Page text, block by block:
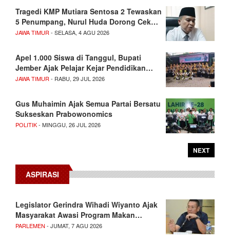
Tragedi KMP Mutiara Sentosa 2 Tewaskan
5 Penumpang, Nurul Huda Dorong Cek…
JAWA TIMUR - SELASA, 4 AGU 2026
Apel 1.000 Siswa di Tanggul, Bupati
Jember Ajak Pelajar Kejar Pendidikan…
JAWA TIMUR - RABU, 29 JUL 2026
Gus Muhaimin Ajak Semua Partai Bersatu
Sukseskan Prabowonomics
POLITIK- MINGGU, 26 JUL 2026
NEXT
ASPIRASI
Legislator Gerindra Wihadi Wiyanto Ajak
Masyarakat Awasi Program Makan…
PARLEMEN - JUMAT, 7 AGU 2026